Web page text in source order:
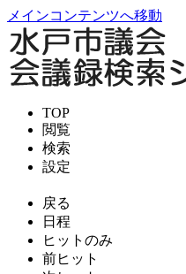
メインコンテンツへ移動
TOP
閲覧
検索
設定
戻る
日程
ヒットのみ
前ヒット